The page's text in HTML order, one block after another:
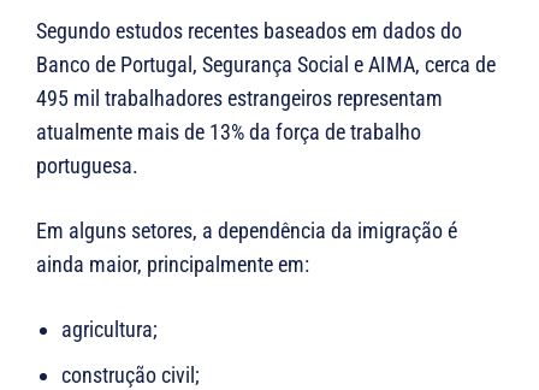
Segundo estudos recentes baseados em dados do
Banco de Portugal, Segurança Social e AIMA, cerca de
495 mil trabalhadores estrangeiros representam
atualmente mais de 13% da força de trabalho
portuguesa.
Em alguns setores, a dependência da imigração é
ainda maior, principalmente em:
agricultura;
construção civil;